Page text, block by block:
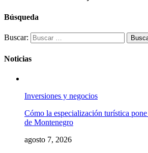
Búsqueda
Buscar:
Noticias
Inversiones y negocios
Cómo la especialización turística
de Montenegro
agosto 7, 2026